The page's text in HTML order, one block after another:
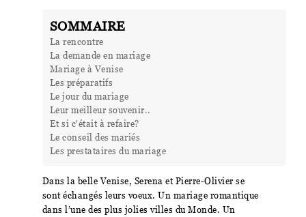
SOMMAIRE
La rencontre
La demande en mariage
Mariage à Venise
Les préparatifs
Le jour du mariage
Leur meilleur souvenir..
Et si c'était à refaire?
Le conseil des mariés
Les prestataires du mariage
Dans la belle Venise, Serena et Pierre-Olivier se
sont échangés leurs voeux. Un mariage romantique
dans l’une des plus jolies villes du Monde. Un